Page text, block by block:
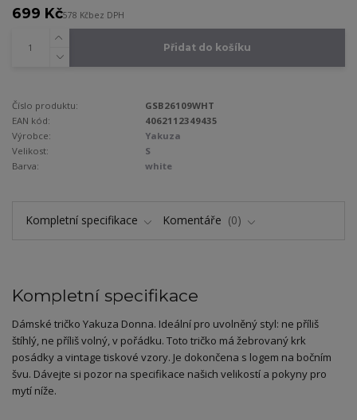
699 Kč578 Kčbez DPH
Přidat do košíku
Číslo produktu:
GSB26109WHT
EAN kód:
4062112349435
Výrobce:
Yakuza
Velikost:
S
Barva:
white
Kompletní specifikace Komentáře 0
Kompletní specifikace
Dámské tričko Yakuza Donna. Ideální pro uvolněný styl: ne příliš
štíhlý, ne příliš volný, v pořádku. Toto tričko má žebrovaný krk
posádky a vintage tiskové vzory. Je dokončena s logem na bočním
švu. Dávejte si pozor na specifikace našich velikostí a pokyny pro
mytí níže.